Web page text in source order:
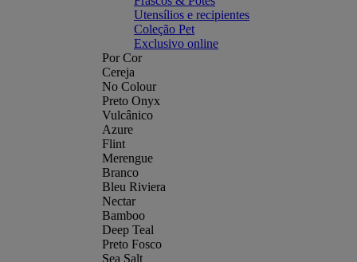
Utensílios e recipientes
Coleção Pet
Exclusivo online
Por Cor
Cereja
No Colour
Preto Onyx
Vulcânico
Azure
Flint
Merengue
Branco
Bleu Riviera
Nectar
Bamboo
Deep Teal
Preto Fosco
Sea Salt